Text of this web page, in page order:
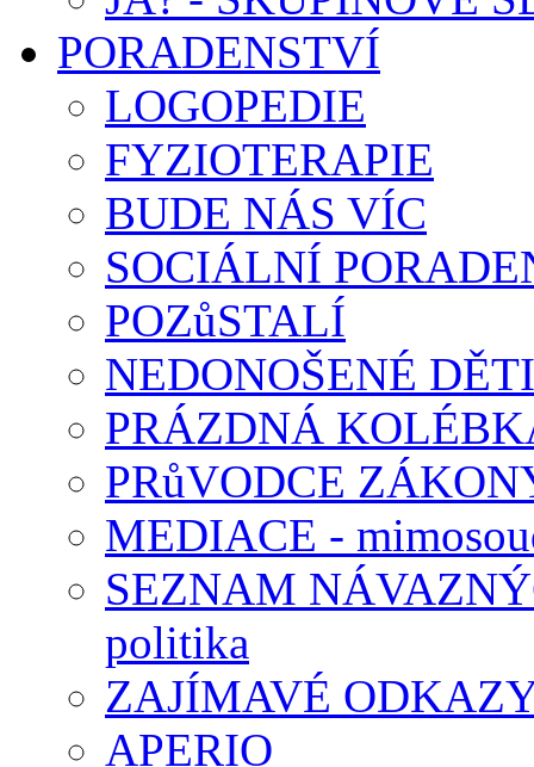
PORADENSTVÍ
LOGOPEDIE
FYZIOTERAPIE
BUDE NÁS VÍC
SOCIÁLNÍ
POZůSTALÍ
NEDONOŠENÉ DĚTI
PRÁZDNÁ
PRůVODCE
MEDIACE -
SEZNAM
politika
ZAJÍMAVÉ
APERIO